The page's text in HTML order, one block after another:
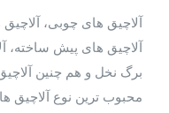
آلاچیق های چوبی،
آلاچیق های پیش ساخته،
برگ نخل و هم چنین
محبوب ترین نوع